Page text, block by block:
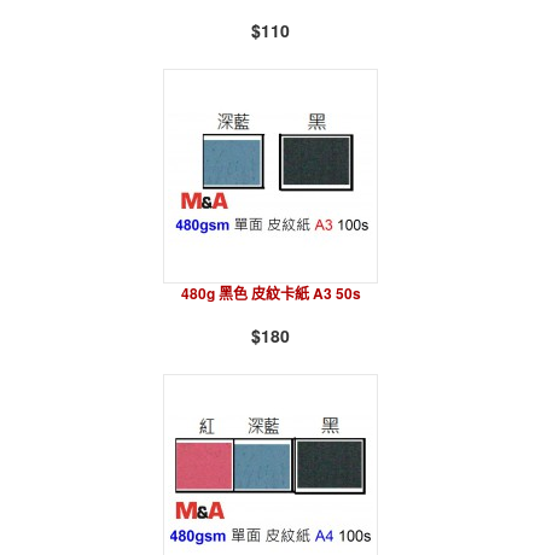
$110
480g 黑色 皮紋卡紙 A3 50s
$180